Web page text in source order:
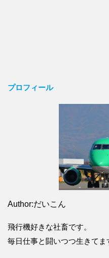
プロフィール
Author:だいこん
飛行機好きな社畜です。
毎日仕事と闘いつつ生きてま